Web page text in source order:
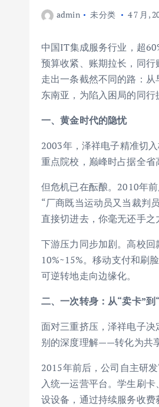
admin 未分类 4 7 月,
中国IT集成服务行业，超
预算收紧、账期拉长，同
走出一条截然不同的路：
东南亚，为陷入困局的同行
一、黄金时代的隐忧
2003年，泽祥电子精准切
重点院校，巅峰时占据全省
但危机已在酝酿。2010年
“厂商既当运动员又当裁判
直接切进去，你毫无还手之
下游压力同步加剧。高校
10%~15%。移动支付和刷
可逆转地走向边缘化。
二、一次转身：从“卖卡”到
面对三重挤压，泽祥电子
别的深度理解——转化为共
2015年前后，公司自主研
入统一运营平台。学生刷
设设备，通过持续服务收